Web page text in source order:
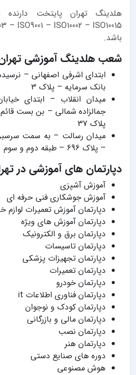
هلدینگ تهران پایتخت دارنده
باشد.
شعب هلدینگ آموزشی
ابتدای اشرفی اصفهانی –
بانک سرمایه – پلاک 3
میدان انقلاب – ابتدای
جمالزاده شمالی – بن بست
پلاک 37
میدان رسالت – به سمت سرسبز
– پلاک 696 – طبقه دوم و سوم
دپارتمان های آموزشی در
آموزش آشپزی
آموزش جوشکاری فنی حرفه ای
دپارتمان آموزش تعمیرات لوازم
دپارتمان آموزش های ویژه
دپارتمان برق و الکترونیک
دپارتمان تاسیسات
دپارتمان تجهیزات پزشکی
دپارتمان تعمیرات
دپارتمان خودرو
دپارتمان فناوری اطلاعات it
دپارتمان کودک و نوجوان
دپارتمان مالی و بازرگانی
دپارتمان نصب
دپارتمان هنر
دوره های صنایع دستی
هوش مصنوعی